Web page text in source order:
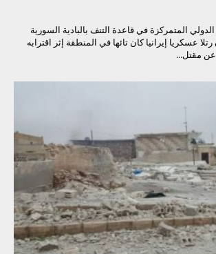
المتمركزة في قاعدة التنف بالبادية السورية
عسكريا إيرانيا كان تائها في المنطقة إثر اقترابه
عن مقتل...